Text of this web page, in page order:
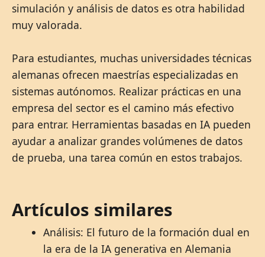
simulación y análisis de datos es otra habilidad
muy valorada.
Para estudiantes, muchas universidades técnicas
alemanas ofrecen maestrías especializadas en
sistemas autónomos. Realizar prácticas en una
empresa del sector es el camino más efectivo
para entrar. Herramientas basadas en IA pueden
ayudar a analizar grandes volúmenes de datos
de prueba, una tarea común en estos trabajos.
Artículos similares
Análisis: El futuro de la formación dual en
la era de la IA generativa en Alemania